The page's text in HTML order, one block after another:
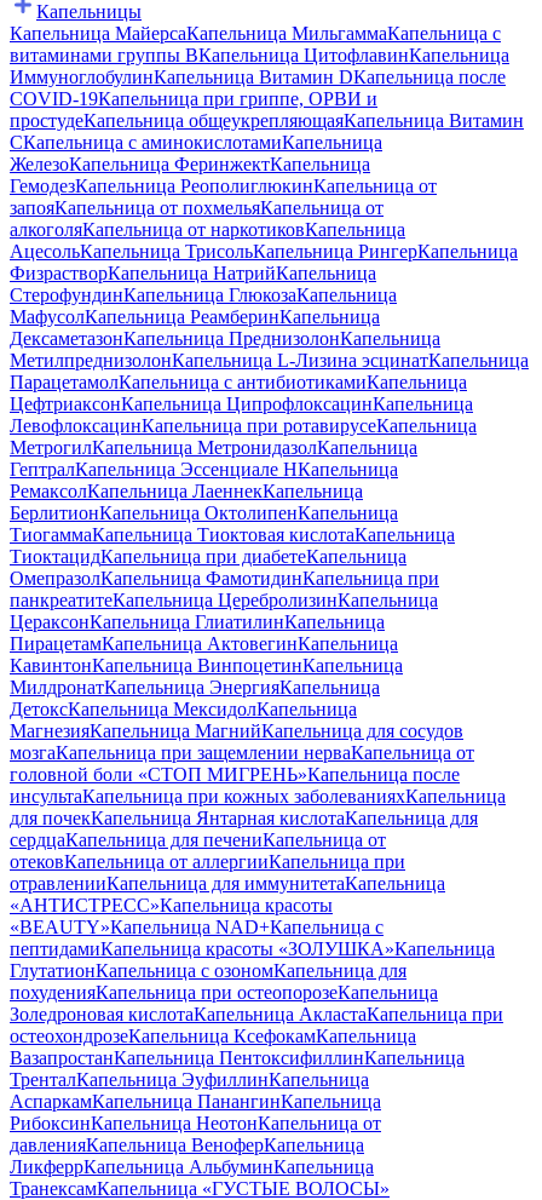
Капельницы
Капельница МайерсаКапельница МильгаммаКапельница с
витаминами группы BКапельница ЦитофлавинКапельница
ИммуноглобулинКапельница Витамин DКапельница после
COVID-19Капельница при гриппе, ОРВИ и
простудеКапельница общеукрепляющаяКапельница Витамин
CКапельница с аминокислотамиКапельница
ЖелезоКапельница ФеринжектКапельница
ГемодезКапельница РеополиглюкинКапельница от
запояКапельница от похмельяКапельница от
алкоголяКапельница от наркотиковКапельница
АцесольКапельница ТрисольКапельница РингерКапельница
ФизрастворКапельница НатрийКапельница
СтерофундинКапельница ГлюкозаКапельница
МафусолКапельница РеамберинКапельница
ДексаметазонКапельница ПреднизолонКапельница
МетилпреднизолонКапельница L-Лизина эсцинатКапельница
ПарацетамолКапельница с антибиотикамиКапельница
ЦефтриаксонКапельница ЦипрофлоксацинКапельница
ЛевофлоксацинКапельница при ротавирусеКапельница
МетрогилКапельница МетронидазолКапельница
ГептралКапельница Эссенциале НКапельница
РемаксолКапельница ЛаеннекКапельница
БерлитионКапельница ОктолипенКапельница
ТиогаммаКапельница Тиоктовая кислотаКапельница
ТиоктацидКапельница при диабетеКапельница
ОмепразолКапельница ФамотидинКапельница при
панкреатитеКапельница ЦеребролизинКапельница
ЦераксонКапельница ГлиатилинКапельница
ПирацетамКапельница АктовегинКапельница
КавинтонКапельница ВинпоцетинКапельница
МилдронатКапельница ЭнергияКапельница
ДетоксКапельница МексидолКапельница
МагнезияКапельница МагнийКапельница для сосудов
мозгаКапельница при защемлении нерваКапельница от
головной боли «СТОП МИГРЕНЬ»Капельница после
инсультаКапельница при кожных заболеванияхКапельница
для почекКапельница Янтарная кислотаКапельница для
сердцаКапельница для печениКапельница от
отековКапельница от аллергииКапельница при
отравленииКапельница для иммунитетаКапельница
«АНТИСТРЕСС»Капельница красоты
«BEAUTY»Капельница NAD+Капельница с
пептидамиКапельница красоты «ЗОЛУШКА»Капельница
ГлутатионКапельница с озономКапельница для
похуденияКапельница при остеопорозеКапельница
Золедроновая кислотаКапельница АкластаКапельница при
остеохондрозеКапельница КсефокамКапельница
ВазапростанКапельница ПентоксифиллинКапельница
ТренталКапельница ЭуфиллинКапельница
АспаркамКапельница ПанангинКапельница
РибоксинКапельница НеотонКапельница от
давленияКапельница ВеноферКапельница
ЛикферрКапельница АльбуминКапельница
ТранексамКапельница «ГУСТЫЕ ВОЛОСЫ»